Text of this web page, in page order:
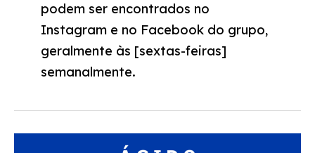
podem ser encontrados no
Instagram e no Facebook do grupo,
geralmente às [sextas-feiras]
semanalmente.